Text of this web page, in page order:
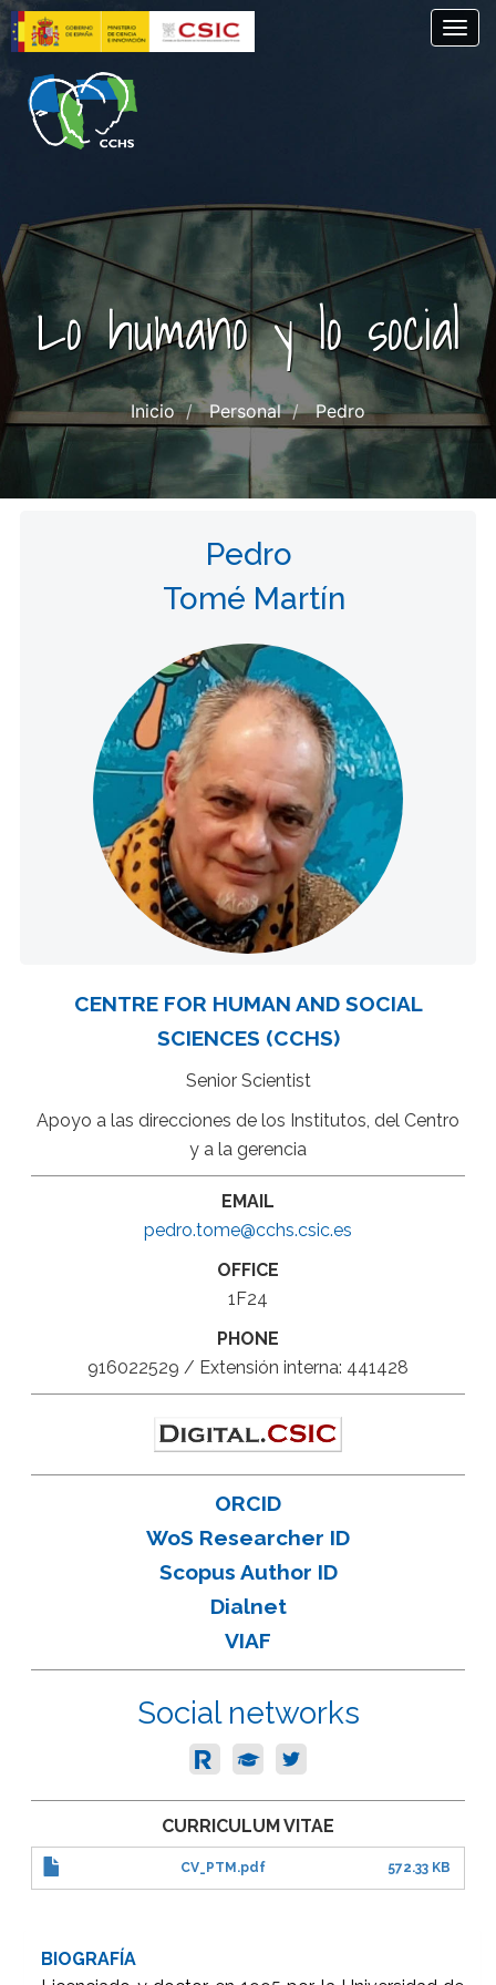
Skip
to
main
content
Lo humano y lo social
Inicio Personal Pedro
Pedro
Tomé Martín
CENTRE FOR HUMAN AND SOCIAL
SCIENCES (CCHS)
Senior Scientist
Apoyo a las direcciones de los Institutos, del Centro
y a la gerencia
EMAIL
pedro.tome@cchs.csic.es
OFFICE
1F24
PHONE
916022529 / Extensión interna: 441428
ORCID
WoS Researcher ID
Scopus Author ID
Dialnet
VIAF
Social networks
CURRICULUM VITAE
CV_PTM.pdf 572.33 KB
BIOGRAFÍA